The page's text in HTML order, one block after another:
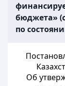
бюджета»
по
Об